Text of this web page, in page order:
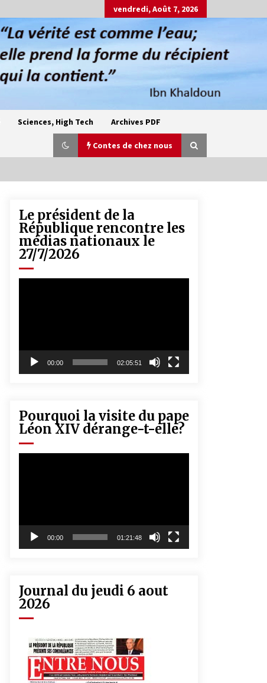
vendredi, Août 7, 2026
Sciences, High Tech Archives PDF
Contes de chez nous
Oum el Gaïla / L’ogresse du M’zab
4 ans ago
5 ans ago
Le président de la
République rencontre les
médias nationaux le
27/7/2026
00:00 02:05:51
Pourquoi la visite du pape
Léon XIV dérange-t-elle?
00:00 01:21:48
Journal du jeudi 6 aout
2026